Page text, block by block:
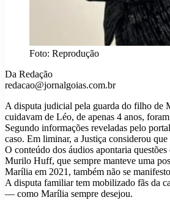
Foto: Reprodução
Da Redação
redacao@jornalgoias.com.br
A disputa judicial pela guarda do filho de
cuidavam de Léo, de apenas 4 anos,
Segundo informações reveladas pelo
caso. Em liminar, a Justiça considerou
O conteúdo dos áudios apontaria
Murilo Huff, que sempre manteve uma
Marília em 2021, também não se
A disputa familiar tem mobilizado fãs da
— como Marília sempre desejou.